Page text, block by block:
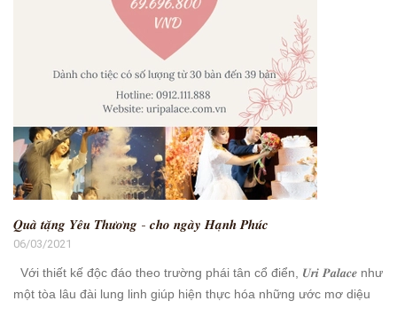
𝑸𝒖𝒂̀ 𝒕𝒂̣̆𝒏𝒈 𝒀𝒆̂𝒖 𝑻𝒉𝒖̛𝒐̛𝒏𝒈 - 𝒄𝒉𝒐 𝒏𝒈𝒂̀𝒚 𝑯𝒂̣𝒏𝒉 𝑷𝒉𝒖́𝒄
06/03/2021
một tòa lâu đài lung linh giúp hiện thực hóa những ước mơ diệu